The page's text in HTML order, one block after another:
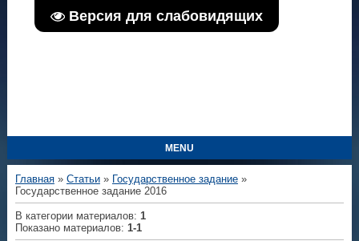
Версия для слабовидящих
MENU
Главная» Статьи» Государственное задание»
Государственное задание 2016
В категории материалов: 1
Показано материалов: 1-1